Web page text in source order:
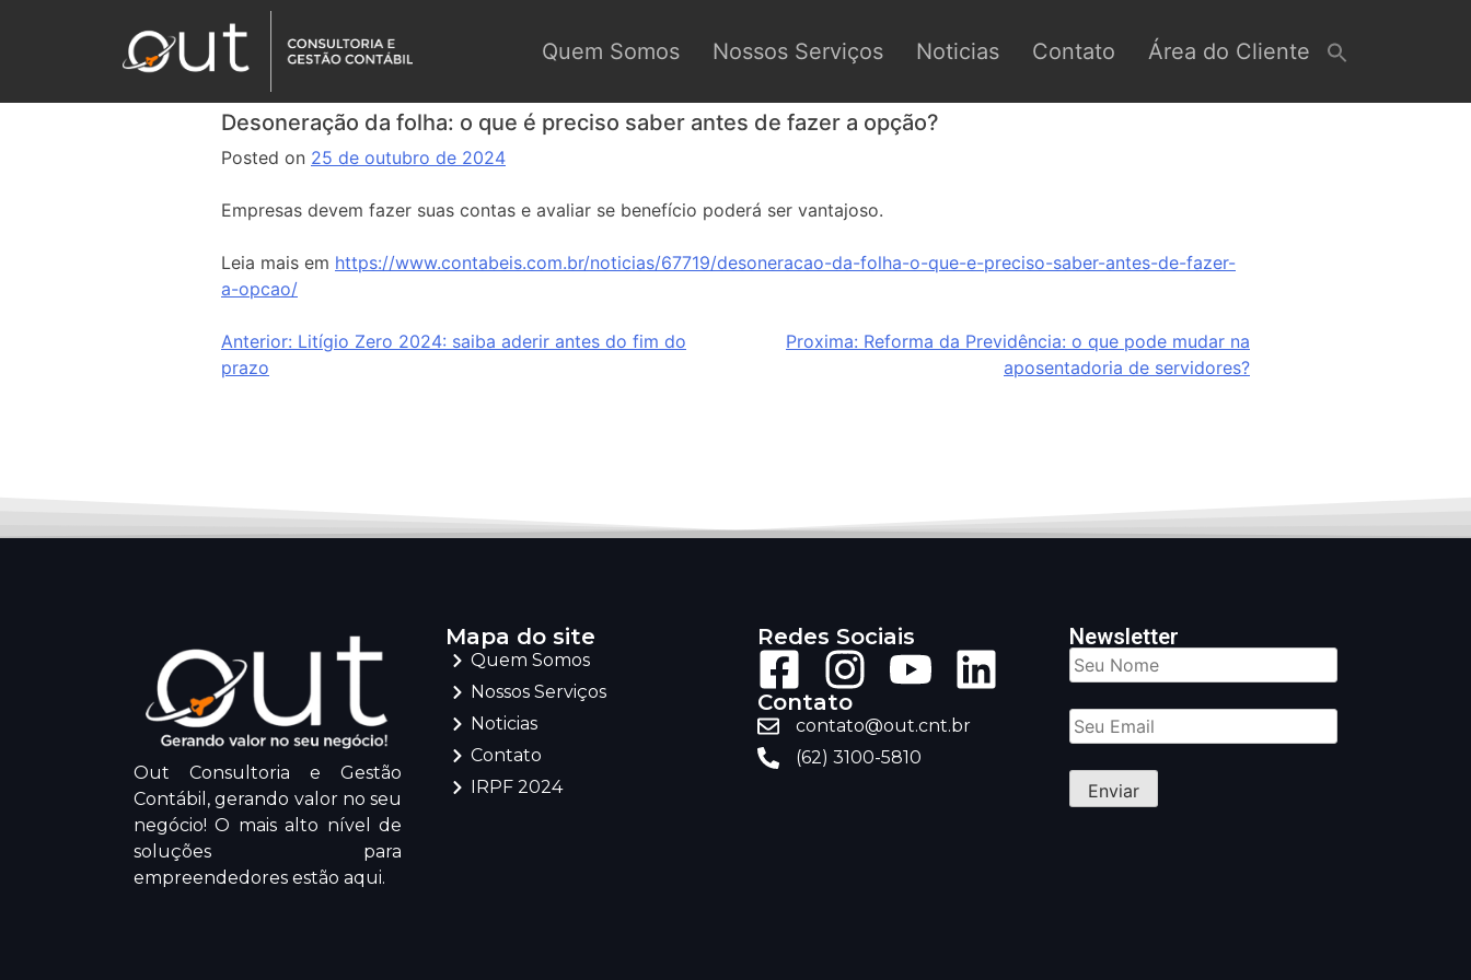
Quem Somos Nossos Serviços Noticias Contato Área do Cliente
Desoneração da folha: o que é preciso saber antes de fazer a opção?
Posted on 25 de outubro de 2024
Empresas devem fazer suas contas e avaliar se benefício poderá ser vantajoso.
Leia mais em https://www.contabeis.com.br/noticias/67719/desoneracao-da-folha-o-que-e-preciso-saber-antes-de-fazer-
a-opcao/
Anterior: Litígio Zero 2024: saiba aderir antes do fim do
prazo
Proxima: Reforma da Previdência: o que pode mudar na
aposentadoria de servidores?
Out Consultoria e Gestão
Contábil, gerando valor no seu
negócio! O mais alto nível de
soluções para
empreendedores estão aqui.
Mapa do site
Quem Somos
Nossos Serviços
Noticias
Contato
IRPF 2024
Redes Sociais
Contato
contato@out.cnt.br
(62) 3100-5810
Newsletter